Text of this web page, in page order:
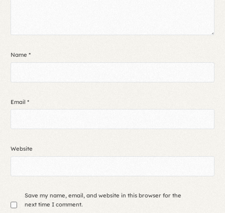
Name*
Email*
Website
Save my name, email, and website in this browser for the
next time I comment.